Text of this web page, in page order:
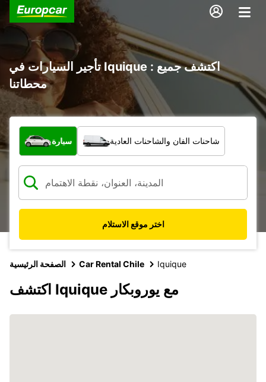
تأجير السيارات في Iquique : اكتشف جميع
محطاتنا
ما نوع المركبة؟
سيارة شاحنات الفان والشاحنات العادية
اختر موقع الاستلام
الصفحة الرئيسية Car Rental Chile Iquique
اكتشف Iquique مع يوروبكار